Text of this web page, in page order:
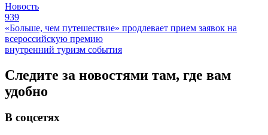
Новость
939
«Больше, чем путешествие» продлевает прием заявок на
всероссийскую премию
внутренний туризм события
Следите за новостями там, где вам
удобно
В соцсетях